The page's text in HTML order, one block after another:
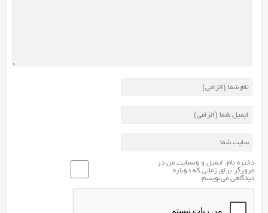
ذخیره نام، ایمیل و وبسایت من در
مرورگر برای زمانی که دوباره
دیدگاهی می‌نویسم.